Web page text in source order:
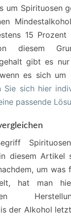
um Spirituosen
15 Prozent
diesem
gibt es
es sich um
Sie sich hier
passende
diesem Artikel
um was
hat man
der Alkohol